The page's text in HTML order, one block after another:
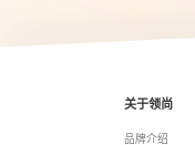
关于领尚
品牌介绍